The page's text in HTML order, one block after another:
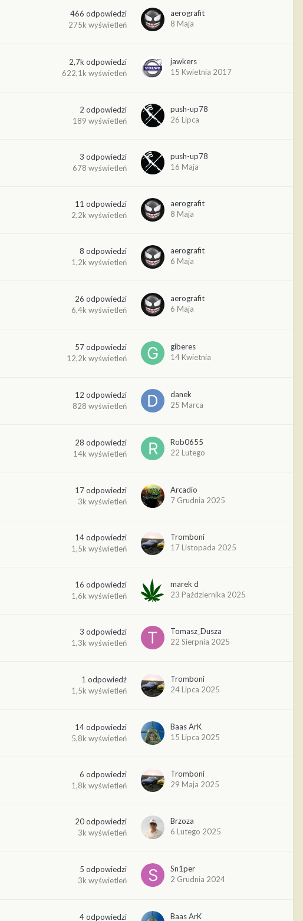
466 odpowiedzi
275k wyświetleń
aerografit
8 Maja
2,7k odpowiedzi
622,1k wyświetleń
jawkers
15 Kwietnia 2017
2 odpowiedzi
189 wyświetleń
push-up78
26 Lipca
3 odpowiedzi
678 wyświetleń
push-up78
16 Maja
11 odpowiedzi
2,2k wyświetleń
aerografit
8 Maja
8 odpowiedzi
1,2k wyświetleń
aerografit
6 Maja
26 odpowiedzi
6,4k wyświetleń
aerografit
6 Maja
57odpowiedzi
12,2k wyświetleń
giberes
14 Kwietnia
12 odpowiedzi
828 wyświetleń
danek
25 Marca
28 odpowiedzi
14k wyświetleń
Rob0655
22 Lutego
17odpowiedzi
3k wyświetleń
Arcadio
7 Grudnia 2025
14odpowiedzi
1,5k wyświetleń
Tromboni
17 Listopada 2025
16 odpowiedzi
1,6k wyświetleń
marek d
23 Października 2025
3 odpowiedzi
1,3k wyświetleń
Tomasz_Dusza
22 Sierpnia 2025
1 odpowiedź
1,5k wyświetleń
Tromboni
24 Lipca 2025
14odpowiedzi
5,8k wyświetleń
Baas ArK
15 Lipca 2025
6 odpowiedzi
1,8k wyświetleń
Tromboni
29 Maja 2025
20odpowiedzi
3k wyświetleń
Brzoza
6 Lutego 2025
5 odpowiedzi
3k wyświetleń
Sn1per
2 Grudnia 2024
4odpowiedzi Baas ArK